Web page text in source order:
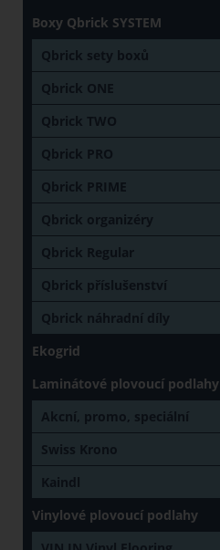
Boxy Qbrick SYSTEM
Qbrick sety boxů
Qbrick ONE
Qbrick TWO
Qbrick PRO
Qbrick PRIME
Qbrick organizéry
Qbrick Regular
Qbrick příslušenství
Qbrick náhradní díly
Ekogrid
Laminátové plovoucí podlahy
Akcní, promo, speciální
Swiss Krono
Kaindl
Vinylové plovoucí podlahy